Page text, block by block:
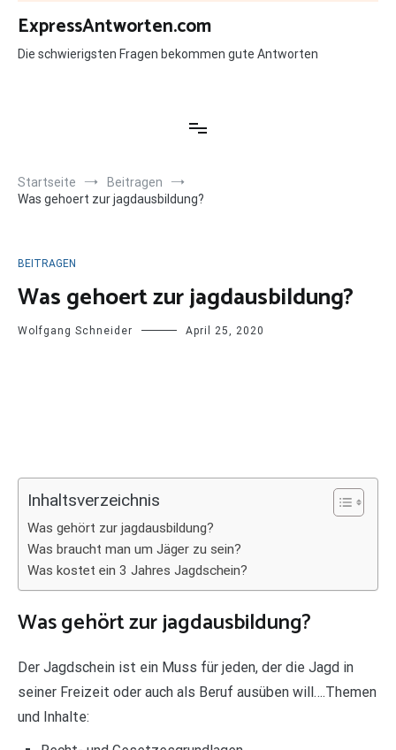
Zum
Inhalt
springen
ExpressAntworten.com
Die schwierigsten Fragen bekommen gute Antworten
Startseite
Beitragen
Was gehoert zur jagdausbildung?
BEITRAGEN
Was gehoert zur jagdausbildung?
Wolfgang Schneider April 25, 2020
Inhaltsverzeichnis
Was gehört zur jagdausbildung?
Was braucht man um Jäger zu sein?
Was kostet ein 3 Jahres Jagdschein?
Was gehört zur jagdausbildung?
Der Jagdschein ist ein Muss für jeden, der die Jagd in
seiner Freizeit oder auch als Beruf ausüben will….Themen
und Inhalte: